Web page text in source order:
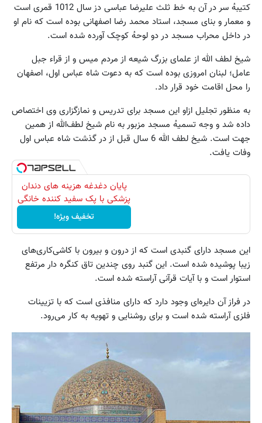
کتیبهُ سر در آن به خط ثلث علیرضا عباسی دز سال 1012 قمری است
و معمار و بنای مسجد، استاد محمد رضا اصفهانی بوده است که نام او
در داخل محراب مسجد در دو لوحهُ کوچک آورده شده است.
شیخ لطف الله از علمای بزرگ شیعه از مردم میس و از قراء جبل
عامل؛ لبنان امروزی بوده است که به دعوت شاه عباس اول، اصفهان
را محل اقامت خود قرار داد.
به منظور تجلیل ازاو این مسجد برای تدریس و نمازگزاری وی اختصاص
داده شد و وجه تسمیهُ مسجد مزبور به نام شیخ لطف‌الله از همین
جهت است. شیخ لطف الله 6 سال قبل از در گذشت شاه عباس اول
وفات یافت.
پایان دغدغه هزینه های دندان
پزشکی با پک سفید کننده خانگی
تخفیف ویژه!
این‌ مسجد دارای‌ گنبدی‌ است‌ که‌ از درون‌ و بیرون‌ با کاشی‌کاری‌های‌
زیبا پوشیده‌ شده‌ است‌. این‌ گنبد روی‌ چندین‌ تاق‌ کنگره‌ دار مرتفع‌
استوار است‌ و با آیات‌ قرآنی‌ آراسته‌ شده‌ است‌.
در فراز آن‌ دایره‌ای‌ وجود دارد که‌ دارای‌ منافذی‌ است‌ که‌ با تزیینات‌
فلزی‌ آراسته‌ شده‌ است‌ و برای‌ روشنایی‌ و تهویه‌ به‌ کار می‌رود.